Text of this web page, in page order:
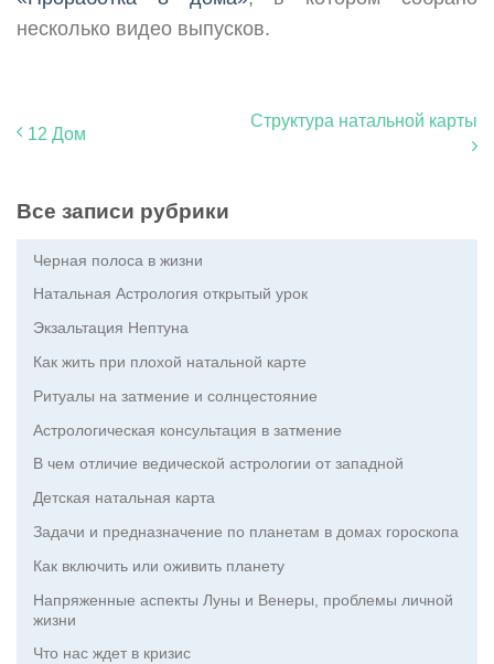
несколько видео выпусков.
12 Дом
Структура натальной карты
Все записи рубрики
Черная полоса в жизни
Натальная Астрология открытый урок
Экзальтация Нептуна
Как жить при плохой натальной карте
Ритуалы на затмение и солнцестояние
Астрологическая консультация в затмение
В чем отличие ведической астрологии от западной
Детская натальная карта
Задачи и предназначение по планетам в домах гороскопа
Как включить или оживить планету
Напряженные аспекты Луны и Венеры, проблемы личной
жизни
Что нас ждет в кризис